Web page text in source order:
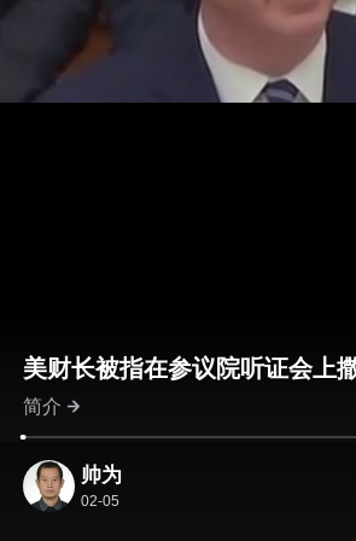
美财长被指在参议院听证会上
简介
帅为
02-05